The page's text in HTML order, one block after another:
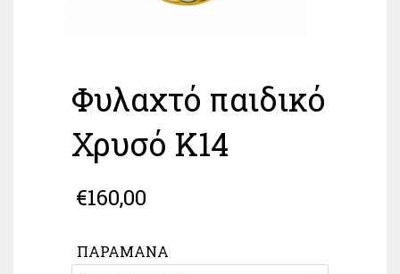
Φυλαχτό παιδικό
Χρυσό K14
€160,00
ΠΑΡΑΜΆΝΑ